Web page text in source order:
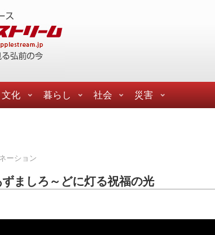
文化 暮らし 社会 災害
ーション
ましろ～どに灯る祝福の光